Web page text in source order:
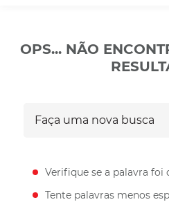
OPS... NÃO
Verifique se a palavra
Tente palavras menos